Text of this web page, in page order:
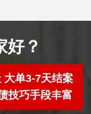
好？
大单3-7天结案
技巧手段丰富